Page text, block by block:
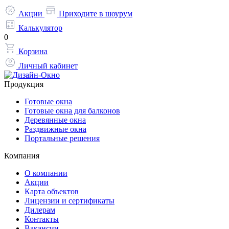
Акции
Приходите в шоурум
Калькулятор
0
Корзина
Личный кабинет
Продукция
Готовые окна
Готовые окна для балконов
Деревянные окна
Раздвижные окна
Портальные решения
Компания
О компании
Акции
Карта объектов
Лицензии и сертификаты
Дилерам
Контакты